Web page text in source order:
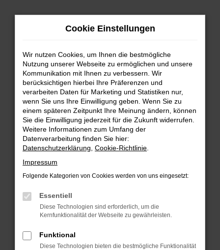
Zum
FEHLER: NETWORK ERROR
Beim Laden ist ein Fehler aufgetreten.
Hier sind ein paar Tipps, die dir helfen können:
Überprüfe deine Firewall und deine
Internetverbindung.
Laden andere Webseiten, zum Beispiel deine
Manche Erweiterungen, wie Werbeblocker,
verhindern. Funktioniert die Seite in einem
anderen Browser oder in einem privaten
Cookie Einstellungen
Wir nutzen Cookies, um Ihnen die bestmögliche
Nutzung unserer Webseite zu ermöglichen und unsere
Kommunikation mit Ihnen zu verbessern. Wir
berücksichtigen hierbei Ihre Präferenzen und
verarbeiten Daten für Marketing und Statistiken nur,
wenn Sie uns Ihre Einwilligung geben. Wenn Sie zu
einem späteren Zeitpunkt Ihre Meinung ändern, können
Sie die Einwilligung jederzeit für die Zukunft widerrufen.
Weitere Informationen zum Umfang der
Datenverarbeitung finden Sie hier:
Datenschutzerklärung Cookie-Richtlinie
Impressum
Folgende Kategorien von Cookies werden von uns eingesetzt:
Essentiell
Diese Technologien sind erforderlich, um die
Kernfunktionalität der Webseite zu gewährleisten.
Funktional
Diese Technologien bieten die bestmögliche Funktionalität